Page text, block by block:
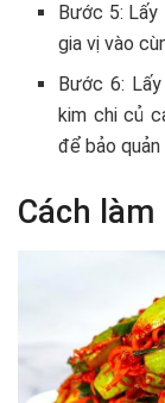
Bước 5: Lấy
gia vị vào
Bước 6:
kim chi củ
để bảo
Cách